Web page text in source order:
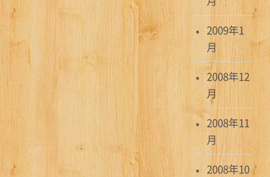
2009年1
月
2008年12
月
2008年11
月
2008年10